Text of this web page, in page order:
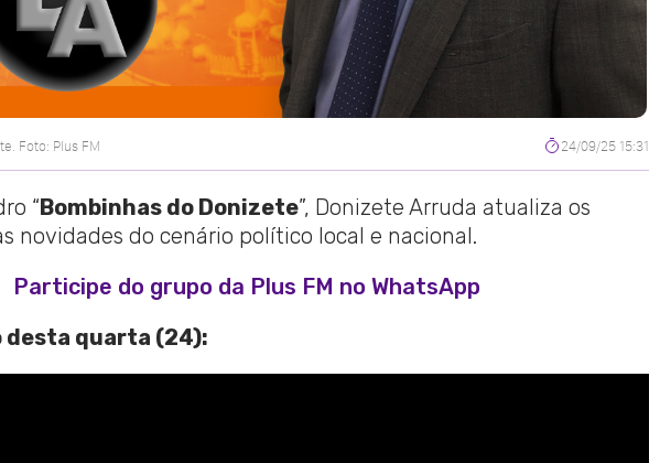
Foto: Plus FM 24/09/25 15:31
“Bombinhas do Donizete”, Donizete Arruda atualiza os
novidades do cenário político local e nacional.
Participe do grupo da Plus FM no WhatsApp
desta quarta (24):